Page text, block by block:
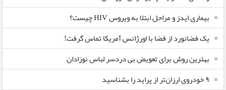
بیماری ایدز و مراحل ابتلا به ویروس HIV چیست؟
یک فضانورد از فضا با اورژانس آمریکا تماس گرفت!
بهترین روش برای تعویض بی دردسر لباس نوزادان
٩ خودروی ارزان‌تر از پراید را بشناسید